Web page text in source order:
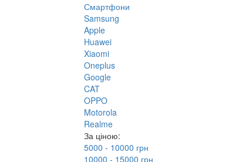
Смартфони
Samsung
Apple
Huawei
Xiaomi
Oneplus
Google
CAT
OPPO
Motorola
Realme
За ціною:
5000 - 10000 грн
10000 - 15000 грн